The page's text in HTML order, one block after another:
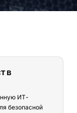
в
ИТ-
безопасной